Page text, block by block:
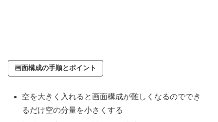
画面構成の手順とポイント
空を大きく入れると画面構成が難しくなるのででき
るだけ空の分量を小さくする